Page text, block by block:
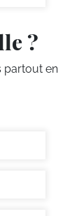
?
partout en